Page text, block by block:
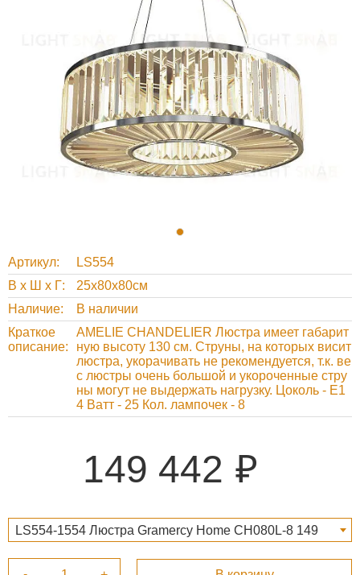
Артикул
LS554
В х Ш х Г
25x80x80см
Наличие
В наличии
Краткое
описание
AMELIE CHANDELIER Люстра имеет габарит
ную высоту 130 см. Струны, на которых висит
люстра, укорачивать не рекомендуется, т.к. ве
с люстры очень большой и укороченные стру
ны могут не выдержать нагрузку. Цоколь - Е1
4 Ватт - 25 Кол. лампочек - 8
149 442
LS554-1554 Люстра Gramercy Home CH080L-8 149